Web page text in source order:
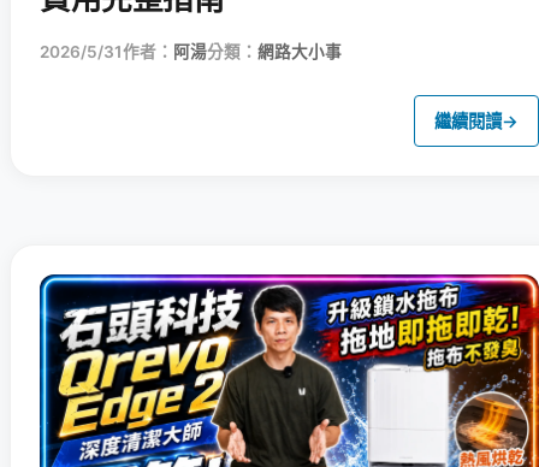
2026/5/31作者： 阿湯分類： 網路大小事
繼續閱讀→